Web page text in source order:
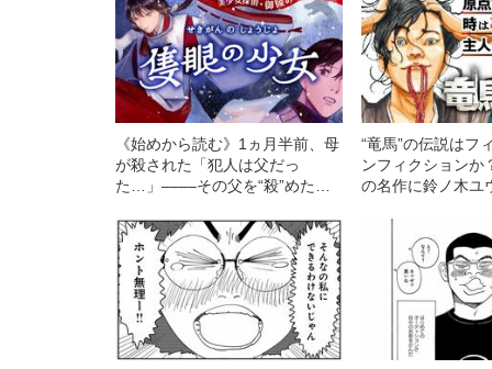
《始めから読む》1ヵ月半前、母
が殺された「犯人は父だっ
た…」––––その父を“殺”めた僕
“竜馬”の伝説はフ
ンフィクションか
の名作に鈴ノ木ユ